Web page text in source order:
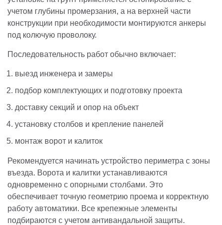
учетом глубины промерзания, а на верхней части
конструкции при необходимости монтируются анкеры
под колючую проволоку.
Последовательность работ обычно включает:
выезд инженера и замеры
подбор комплектующих и подготовку проекта
доставку секций и опор на объект
установку столбов и крепление панелей
монтаж ворот и калиток
Рекомендуется начинать устройство периметра с зоны
въезда. Ворота и калитки устанавливаются
одновременно с опорными столбами. Это
обеспечивает точную геометрию проема и корректную
работу автоматики. Все крепежные элементы
подбираются с учетом антивандальной защиты.